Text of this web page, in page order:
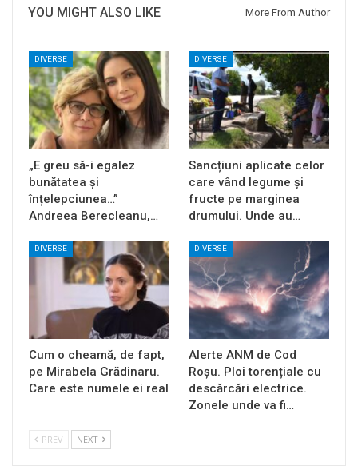
YOU MIGHT ALSO LIKE More From Author
DIVERSE
„E greu să-i egalez
bunătatea și
înțelepciunea…”
Andreea Berecleanu,…
DIVERSE
Sancțiuni aplicate celor
care vând legume și
fructe pe marginea
drumului. Unde au…
DIVERSE
Cum o cheamă, de fapt,
pe Mirabela Grădinaru.
Care este numele ei real
DIVERSE
Alerte ANM de Cod
Roșu. Ploi torențiale cu
descărcări electrice.
Zonele unde va fi…
PREV NEXT